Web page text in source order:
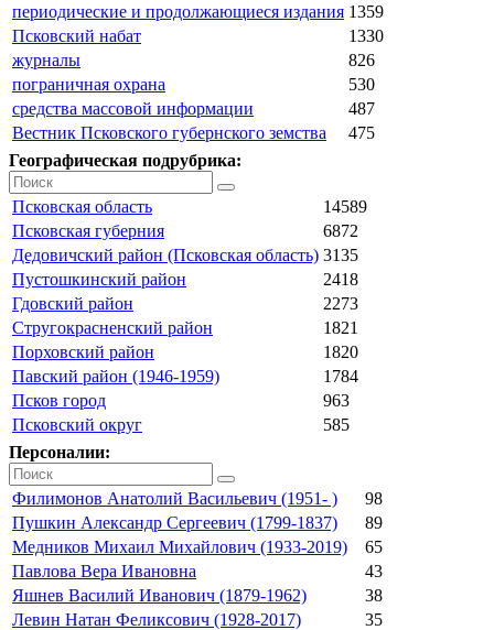
периодические и продолжающиеся издания 1359
Псковский набат
1330
журналы
826
пограничная охрана
530
средства массовой информации
487
Вестник Псковского губернского земства
475
Географическая подрубрика:
Псковская область
14589
Псковская губерния
6872
Дедовичский район (Псковская область) 3135
Пустошкинский район
2418
Гдовский район
2273
Стругокрасненский район
1821
Порховский район
1820
Павский район (1946-1959)
1784
Псков город
963
Псковский округ
585
Персоналии:
Филимонов Анатолий Васильевич (1951- )
98
Пушкин Александр Сергеевич (1799-1837)
89
Медников Михаил Михайлович (1933-2019)
65
Павлова Вера Ивановна
43
Яшнев Василий Иванович (1879-1962)
38
Левин Натан Феликсович (1928-2017)
35